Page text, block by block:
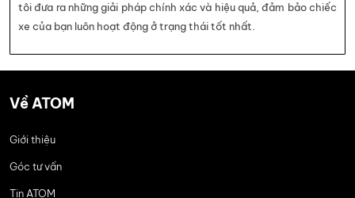
tôi đưa ra những giải pháp chính xác và hiệu quả, đảm bảo chiếc
xe của bạn luôn hoạt động ở trạng thái tốt nhất.
Về ATOM
Giới thiệu
Góc tư vấn
Tin ATOM